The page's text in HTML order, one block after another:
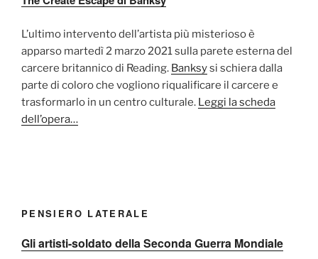
L’ultimo intervento dell’artista più misterioso è
apparso martedì 2 marzo 2021 sulla parete esterna del
carcere britannico di Reading. Banksysi schiera dalla
parte di coloro che vogliono riqualificare il carcere e
trasformarlo in un centro culturale. Leggi la scheda
dell’opera…
PENSIERO LATERALE
Gli artisti-soldato della Seconda Guerra Mondiale